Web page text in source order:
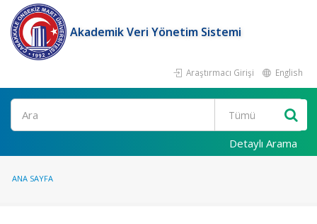
Akademik Veri Yönetim Sistemi
Araştırmacı Girişi English
Ara
Detaylı Arama
ANA SAYFA